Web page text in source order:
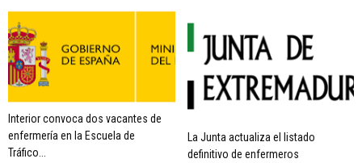
Interior convoca dos vacantes de
enfermería en la Escuela de
Tráfico...
La Junta actualiza el listado
definitivo de enfermeros